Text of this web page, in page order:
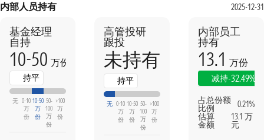
内部人员持有 2025-12-31
基金经理
自持
10-50 万份
持平
无 0-10
万
份
10-50
万
份
50-
100
万
份
>100
万
份
高管投研
跟投
未持有
持平
无 0-10
万
份
10-50
万
份
50-
100
万
份
>100
万
份
内部员工
持有
13.1 万份
减持-32.49%
占总份额
比例
0.21%
估算
金额
13.1 万
元